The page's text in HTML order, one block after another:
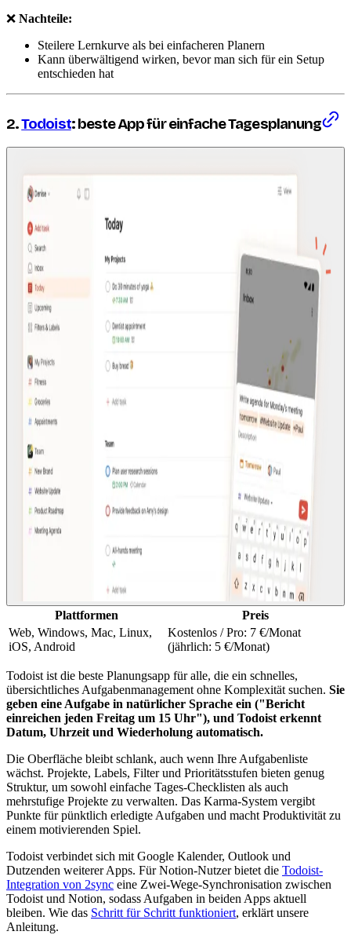
❌ Nachteile:
Steilere Lernkurve als bei einfacheren Planern
Kann überwältigend wirken, bevor man sich für ein Setup
entschieden hat
2.Todoist: beste App für einfache Tagesplanung
Plattformen
Preis
Web, Windows, Mac, Linux,
iOS, Android
Kostenlos / Pro: 7 €/Monat
(jährlich: 5 €/Monat)
Todoist ist die beste Planungsapp für alle, die ein schnelles,
übersichtliches Aufgabenmanagement ohne Komplexität suchen. Sie
geben eine Aufgabe in natürlicher Sprache ein ("Bericht
einreichen jeden Freitag um 15 Uhr"), und Todoist erkennt
Datum, Uhrzeit und Wiederholung automatisch.
Die Oberfläche bleibt schlank, auch wenn Ihre Aufgabenliste
wächst. Projekte, Labels, Filter und Prioritätsstufen bieten genug
Struktur, um sowohl einfache Tages-Checklisten als auch
mehrstufige Projekte zu verwalten. Das Karma-System vergibt
Punkte für pünktlich erledigte Aufgaben und macht Produktivität zu
einem motivierenden Spiel.
Todoist verbindet sich mit Google Kalender, Outlook und
Dutzenden weiterer Apps. Für Notion-Nutzer bietet die Todoist-
Integration von 2sync eine Zwei-Wege-Synchronisation zwischen
Todoist und Notion, sodass Aufgaben in beiden Apps aktuell
bleiben. Wie das Schritt für Schritt funktioniert, erklärt unsere
Anleitung.